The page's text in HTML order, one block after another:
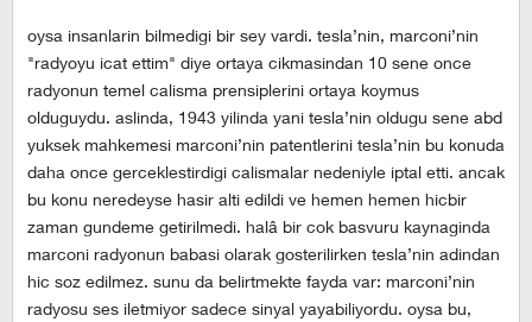
oysa insanlarin bilmedigi bir sey vardi. tesla’nin, marconi’nin
"radyoyu icat ettim" diye ortaya cikmasindan 10 sene once
radyonun temel calisma prensiplerini ortaya koymus
olduguydu. aslinda, 1943 yilinda yani tesla’nin oldugu sene abd
yuksek mahkemesi marconi’nin patentlerini tesla’nin bu konuda
daha once gerceklestirdigi calismalar nedeniyle iptal etti. ancak
bu konu neredeyse hasir alti edildi ve hemen hemen hicbir
zaman gundeme getirilmedi. halâ bir cok basvuru kaynaginda
marconi radyonun babasi olarak gosterilirken tesla’nin adindan
hic soz edilmez. sunu da belirtmekte fayda var: marconi’nin
radyosu ses iletmiyor sadece sinyal yayabiliyordu. oysa bu,